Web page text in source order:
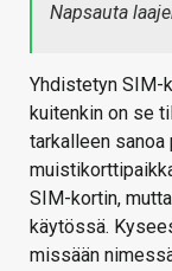
Napsauta
Yhdistetyn
kuitenkin on se
tarkalleen
SIM-kortin,
käytössä.
missään